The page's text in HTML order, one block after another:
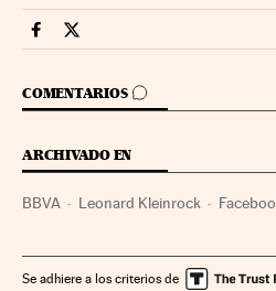
Companias Cinco Días en
Companias Cinco Días en
COMENTARIOS
IR A LOS COMENTARIOS
ARCHIVADO EN
BBVA Leonard Kleinrock
Empresas Economía
Se adhiere a los criterios de